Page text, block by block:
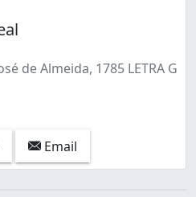
de Almeida, 1785 LETRA G
Email